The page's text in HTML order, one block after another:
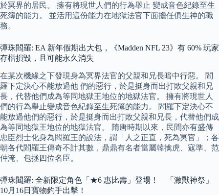
於冥界的居民。 擁有將現世人們的行為舉止 變成音色紀錄至生
死簿的能力。 並活用這份能力在地獄法官下面擔任俱生神的職
務。
彈珠閻羅: EA 新年假期出大包，《Madden NFL 23》有 60% 玩家
存檔損毀，且可能永久消失
在某次機緣之下發現身為冥界法官的父親和兄長暗中行惡。 閻
羅下定決心不能放過他 們的惡行，於是挺身而出打敗父親和兄
長，代替他們成為等同地獄王地位的地獄法官。 擁有將現世人
們的行為舉止變成音色紀錄至生死簿的能力。 閻羅下定決心不
能放過他們的惡行，於是挺身而出打敗父親和兄長，代替他們成
為等同地獄王地位的地獄法官。 隋唐時期以來，民間亦有盛傳
忠臣烈士化身為閻羅王的說法，謂「人之正直，死為冥官」；各
朝各代閻羅王傳奇不計其數，鼎鼎有名者當屬韓擒虎、寇準、范
仲淹、包拯四位名臣。
彈珠閻羅: 全新限定角色「★6 惠比壽」登場！ 「激獸神祭」
10月16日寶物釣手出擊！